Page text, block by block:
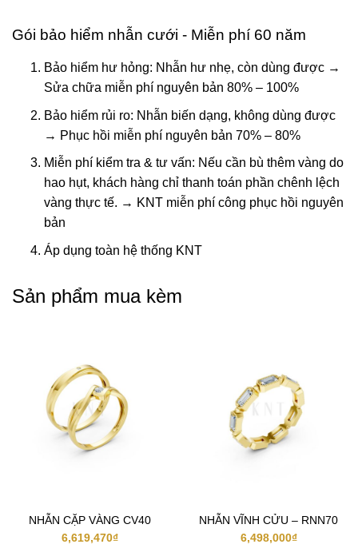
Gói bảo hiểm nhẫn cưới - Miễn phí 60 năm
Bảo hiểm hư hỏng: Nhẫn hư nhẹ, còn dùng được →
Sửa chữa miễn phí nguyên bản 80% – 100%
Bảo hiểm rủi ro: Nhẫn biến dạng, không dùng được
→ Phục hồi miễn phí nguyên bản 70% – 80%
Miễn phí kiểm tra & tư vấn: Nếu cần bù thêm vàng do
hao hụt, khách hàng chỉ thanh toán phần chênh lệch
vàng thực tế. → KNT miễn phí công phục hồi nguyên
bản
Áp dụng toàn hệ thống KNT
Sản phẩm mua kèm
NHẪN CẶP VÀNG CV40
6,619,470₫
NHẪN VĨNH CỬU – RNN70
6,498,000₫